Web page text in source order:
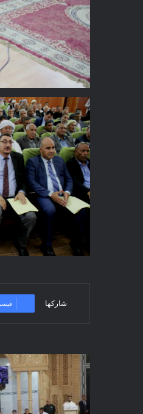
شاركها
انطلاق
الندوة
الولائية
التوجيهية
لفائدة